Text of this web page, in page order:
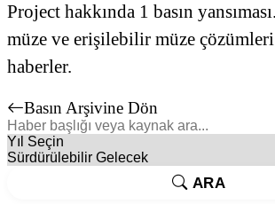
Project hakkında 1 basın
müze ve erişilebilir müze çözümleri
haberler.
Basın Arşivine Dön
ARA